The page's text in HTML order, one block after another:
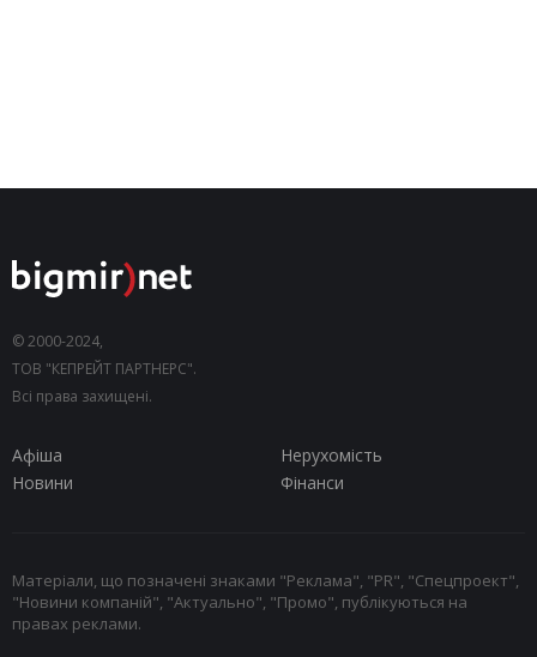
© 2000-2024,
ТОВ "КЕПРЕЙТ ПАРТНЕРС".
Всі права захищені.
Афіша
Нерухомість
Новини
Фінанси
Матеріали, що позначені знаками "Реклама", "PR", "Спецпроект",
"Новини компаній", "Актуально", "Промо", публікуються на
правах реклами.